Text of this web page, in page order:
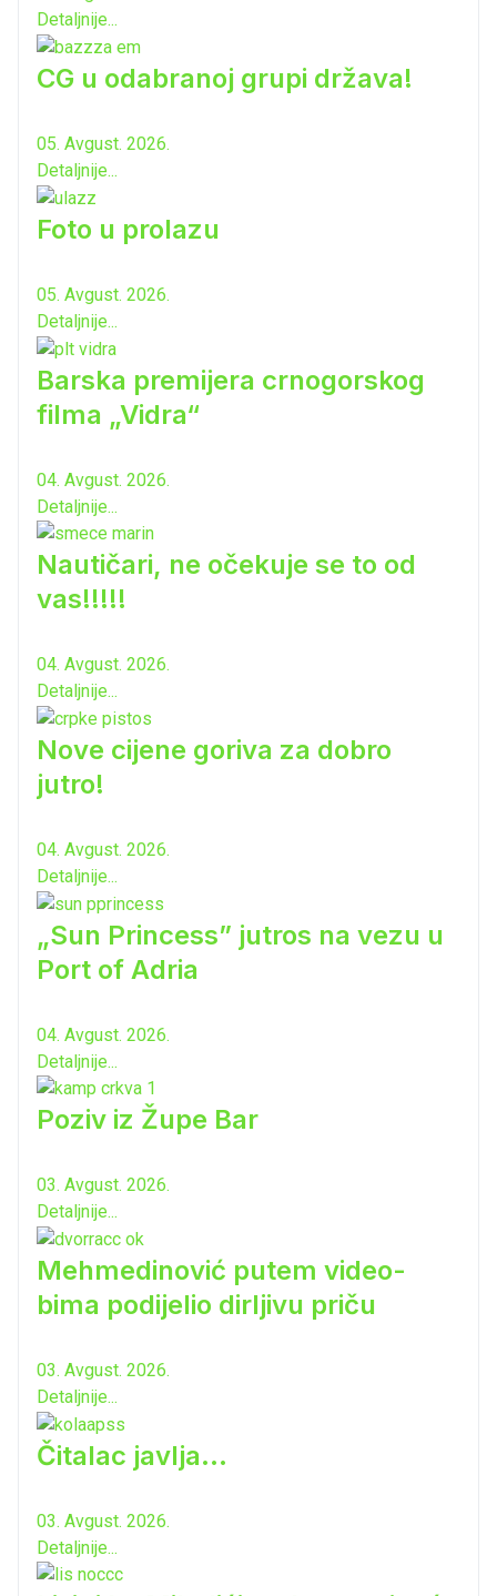
Detaljnije...
CG u odabranoj grupi država!
05. Avgust. 2026.
Detaljnije...
Foto u prolazu
05. Avgust. 2026.
Detaljnije...
Barska premijera crnogorskog
filma „Vidra“
04. Avgust. 2026.
Detaljnije...
Nautičari, ne očekuje se to od
vas!!!!!
04. Avgust. 2026.
Detaljnije...
Nove cijene goriva za dobro
jutro!
04. Avgust. 2026.
Detaljnije...
„Sun Princess” jutros na vezu u
Port of Adria
04. Avgust. 2026.
Detaljnije...
Poziv iz Župe Bar
03. Avgust. 2026.
Detaljnije...
Mehmedinović putem video-
bima podijelio dirljivu priču
03. Avgust. 2026.
Detaljnije...
Čitalac javlja...
03. Avgust. 2026.
Detaljnije...